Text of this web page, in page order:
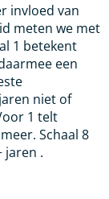
invloed van
meten we met
1 betekent
een
niet of
1 telt
Schaal 8
jaren .